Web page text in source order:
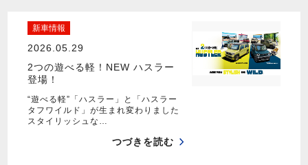
新車情報
2026.05.29
2つの遊べる軽！NEW ハスラー
登場！
“遊べる軽”「ハスラー」と「ハスラー
タフワイルド」が生まれ変わりました
スタイリッシュな…
つづきを読む